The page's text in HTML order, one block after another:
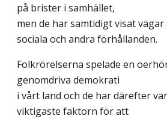
på brister i samhället,
men de har samtidigt visat
sociala och andra förhållanden.
Folkrörelserna spelade en
genomdriva demokrati
i vårt land och de har därefter
viktigaste faktorn för att